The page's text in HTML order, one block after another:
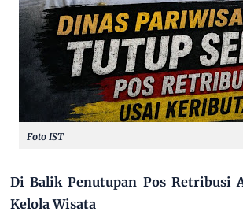
Foto IST
Di Balik Penutupan Pos Retribusi
Kelola Wisata